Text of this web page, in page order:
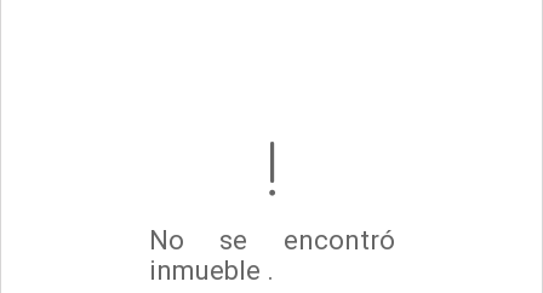
No se encontró
inmueble .